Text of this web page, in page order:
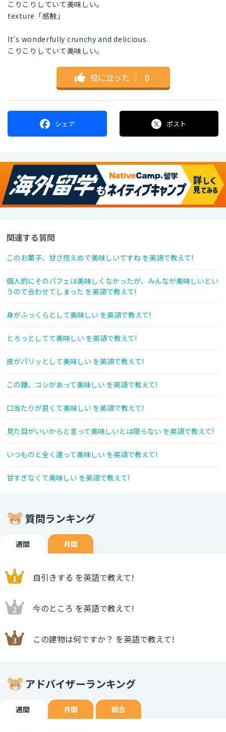
こりこりしていて美味しい。
texture「感触」
It's wonderfully crunchy and delicious.
こりこりしていて美味しい。
役に立った ｜ 0
シェア ポスト
関連する質問
このお菓子、甘さ控えめで美味しいですね を英語で教えて!
個人的にそのパフェは美味しくなかったが、みんなが美味しいとい
うので合わせてしまった を英語で教えて!
身がふっくらとして美味しい を英語で教えて!
とろっとしてて美味しい を英語で教えて!
皮がパリッとして美味しい を英語で教えて!
この麵、コシがあって美味しい を英語で教えて!
口当たりが良くて美味しい を英語で教えて!
見た目がいいからと言って美味しいとは限らない を英語で教えて!
いつものと全く違って美味しい を英語で教えて!
甘すぎなくて美味しい を英語で教えて!
質問ランキング
週間 月間
自引きする を英語で教えて!
今のところ を英語で教えて!
この建物は何ですか？ を英語で教えて!
アドバイザーランキング
週間 月間 総合